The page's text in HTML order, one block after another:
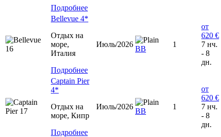
Подробнее
Bellevue 4*
Отдых на
море,
Италия
Подробнее
Июль/2026
ВВ
1
от
620 €
7 нч.
- 8
дн.
Captain Pier
4*
Отдых на
море, Кипр
Подробнее
Июль/2026
BB
1
от
620 €
7 нч.
- 8
дн.